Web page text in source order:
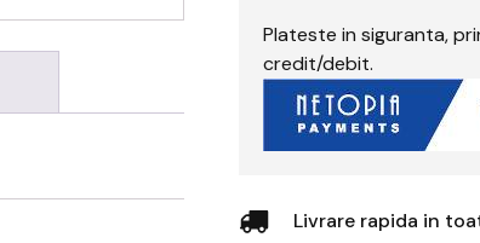
Plateste in siguranta,
credit/debit.
Livrare rapida in